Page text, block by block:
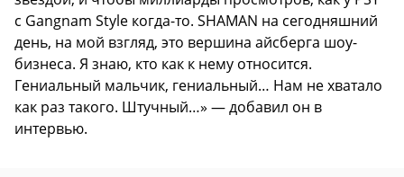
с Gangnam Style когда-то. SHAMAN на сегодняшний
день, на мой взгляд, это вершина айсберга шоу-
бизнеса. Я знаю, кто как к нему относится.
Гениальный мальчик, гениальный… Нам не хватало
как раз такого. Штучный…» — добавил он в
интервью.